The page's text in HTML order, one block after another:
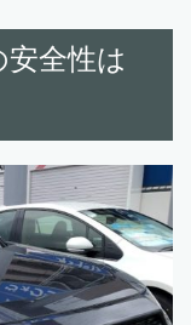
安全性は